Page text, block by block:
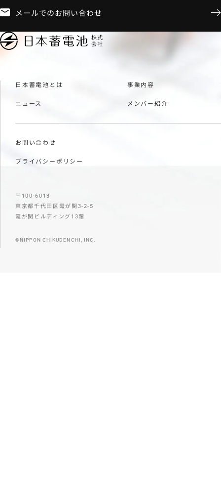
メールでのお問い合わせ
日本蓄電池とは
ニュース
事業内容
メンバー紹介
お問い合わせ
プライバシーポリシー
〒100-6013
東京都千代田区霞が関3-2-5
霞が関ビルディング13階
©NIPPON CHIKUDENCHI, INC.